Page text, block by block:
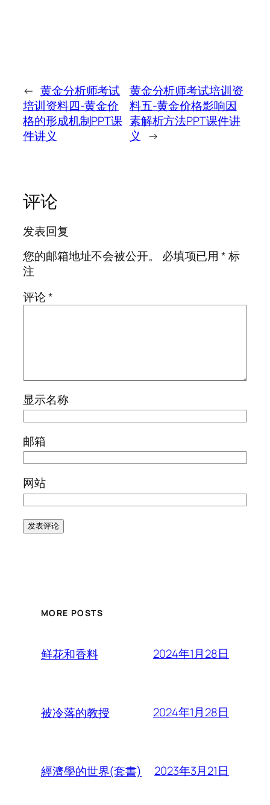
← 黄金分析师考试
培训资料四-黄金价
格的形成机制PPT课
件讲义
黄金分析师考试培训资
料五-黄金价格影响因
素解析方法PPT课件讲
义
→
评论
发表回复
您的邮箱地址不会被公开。
必填项已用*标
注
评论*
显示名称
邮箱
网站
MORE POSTS
鲜花和香料 2024年1月28日
被冷落的教授 2024年1月28日
經濟學的世界(套書) 2023年3月21日